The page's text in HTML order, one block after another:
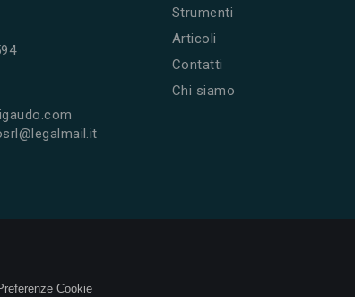
Strumenti
Articoli
Contatti
Chi siamo
Cookie